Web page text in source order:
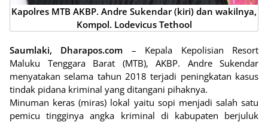
Kapolres MTB AKBP. Andre Sukendar (kiri) dan wakilnya,
Kompol. Lodevicus Tethool
Saumlaki, Dharapos.com – Kepala Kepolisian Resort
Maluku Tenggara Barat (MTB), AKBP. Andre Sukendar
menyatakan selama tahun 2018 terjadi peningkatan kasus
tindak pidana kriminal yang ditangani pihaknya.
Minuman keras (miras) lokal yaitu sopi menjadi salah satu
pemicu tingginya angka kriminal di kabupaten berjuluk